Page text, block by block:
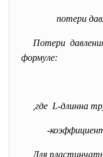
потери
Потери
формуле:
,где L-длинна
-
Для